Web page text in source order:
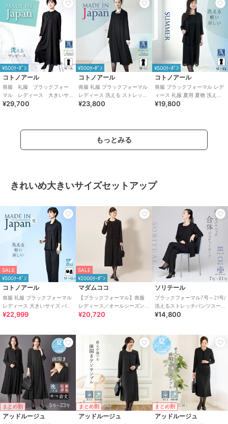
¥500ｸｰﾎﾟﾝ
コトノアール
喪服 礼服 ブラックフォー
マル レディース 大きいサ
イズ 夏 夏用 日本製
¥29,700
¥500ｸｰﾎﾟﾝ
コトノアール
喪服 礼服 ブラックフォーマル
レディース 洗える ストレッチ
ロング ゆったり 日本製 62011
¥23,800
¥500ｸｰﾎﾟﾝ
コトノアール
喪服 ブラックフォーマル レデ
ィース 礼服 夏用 夏物 洗える
ワンピース（63003）
¥19,800
もっとみる
きれいめ大きいサイズセットアップ
SALE
¥500ｸｰﾎﾟﾝ
コトノアール
喪服 礼服 ブラックフォーマル
レディース 大きいサイズ パン
ツ 夏 夏物 夏用 洗える 日本製
¥22,999
SALE
¥2000ｸｰﾎﾟﾝ
マダムココ
【ブラックフォーマル】喪服
レディース／オールシーズン
対応／礼服／大きいサイズ
¥20,720
ソリテール
ブラックフォーマル7号～21号/
洗えるストレッチパンツスー
ツ/２点セット/喪服/卒業式/卒
¥14,800
まとめ割
アッドルージュ
まとめ割
アッドルージュ
まとめ割
アッドルージュ